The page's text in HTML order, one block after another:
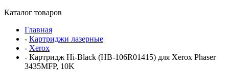
Каталог товаров
Главная
- Картриджи лазерные
- Xerox
- Картридж Hi-Black (HB-106R01415) для Xerox Phaser
3435MFP, 10K